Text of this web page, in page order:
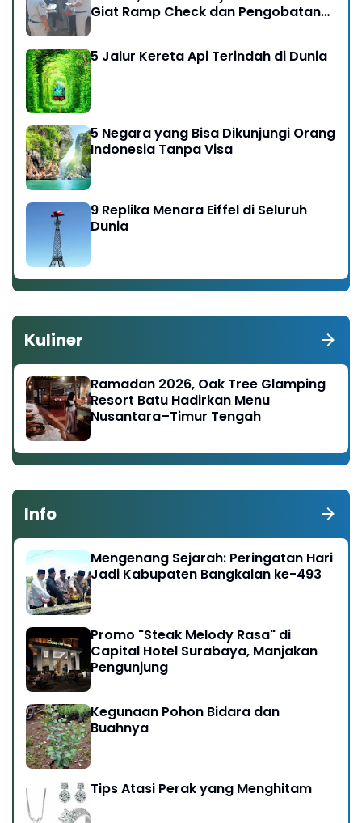
Giat Ramp Check dan Pengobatan
5 Jalur Kereta Api Terindah di Dunia
5 Negara yang Bisa Dikunjungi Orang
Indonesia Tanpa Visa
9 Replika Menara Eiffel di Seluruh
Dunia
Kuliner
Ramadan 2026, Oak Tree Glamping
Resort Batu Hadirkan Menu
Nusantara–Timur Tengah
Info
Mengenang Sejarah: Peringatan Hari
Jadi Kabupaten Bangkalan ke-493
Promo "Steak Melody Rasa" di
Capital Hotel Surabaya, Manjakan
Pengunjung
Kegunaan Pohon Bidara dan
Buahnya
Tips Atasi Perak yang Menghitam